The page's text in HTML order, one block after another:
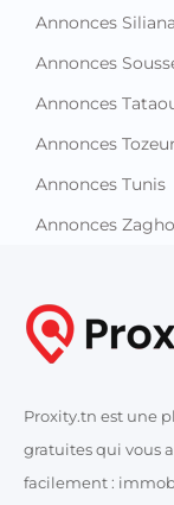
Annonces Siliana
Annonces
Annonces
Annonces Tozeur
Annonces Tunis
Annonces
Proxity.tn est une
gratuites qui vous
facilement :